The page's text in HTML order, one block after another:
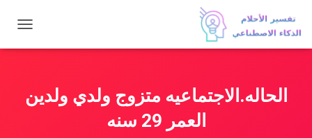
ب
الحاله.الاجتماعيه متزوج ولدي ولدين
العمر 29 سنه